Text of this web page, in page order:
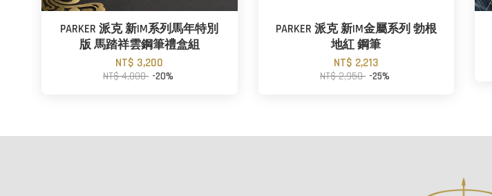
PARKER 派克 新IM系列馬年特別
版 馬踏祥雲鋼筆禮盒組
NT$ 3,200
NT$ 4,000 -20%
PARKER 派克 新IM金屬系列 勃根
地紅 鋼筆
NT$ 2,213
NT$ 2,950 -25%